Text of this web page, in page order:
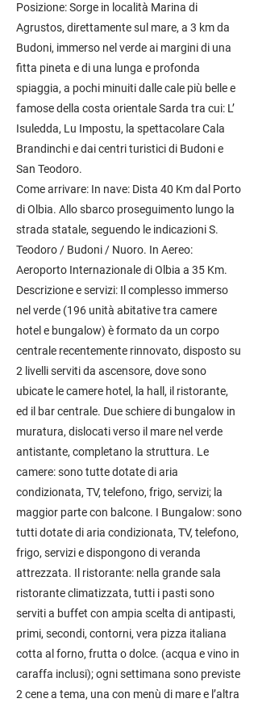
Posizione: Sorge in località Marina di
Agrustos, direttamente sul mare, a 3 km da
Budoni, immerso nel verde ai margini di una
fitta pineta e di una lunga e profonda
spiaggia, a pochi minuiti dalle cale più belle e
famose della costa orientale Sarda tra cui: L’
Isuledda, Lu Impostu, la spettacolare Cala
Brandinchi e dai centri turistici di Budoni e
San Teodoro.
Come arrivare: In nave: Dista 40 Km dal Porto
di Olbia. Allo sbarco proseguimento lungo la
strada statale, seguendo le indicazioni S.
Teodoro / Budoni / Nuoro. In Aereo:
Aeroporto Internazionale di Olbia a 35 Km.
Descrizione e servizi: Il complesso immerso
nel verde (196 unità abitative tra camere
hotel e bungalow) è formato da un corpo
centrale recentemente rinnovato, disposto su
2 livelli serviti da ascensore, dove sono
ubicate le camere hotel, la hall, il ristorante,
ed il bar centrale. Due schiere di bungalow in
muratura, dislocati verso il mare nel verde
antistante, completano la struttura. Le
camere: sono tutte dotate di aria
condizionata, TV, telefono, frigo, servizi; la
maggior parte con balcone. I Bungalow: sono
tutti dotate di aria condizionata, TV, telefono,
frigo, servizi e dispongono di veranda
attrezzata. Il ristorante: nella grande sala
ristorante climatizzata, tutti i pasti sono
serviti a buffet con ampia scelta di antipasti,
primi, secondi, contorni, vera pizza italiana
cotta al forno, frutta o dolce. (acqua e vino in
caraffa inclusi); ogni settimana sono previste
2 cene a tema, una con menù di mare e l’altra